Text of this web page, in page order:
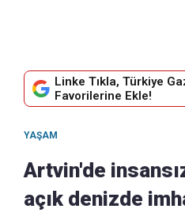
Linke Tıkla, Türkiye
Favorilerine Ekle!
YAŞAM
Artvin'de
açık denizde